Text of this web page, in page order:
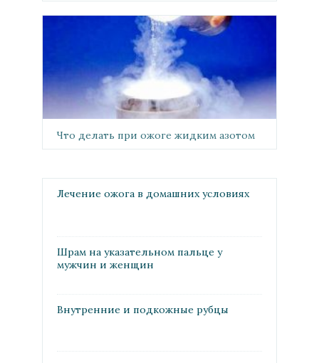
Что делать при ожоге жидким азотом
Лечение ожога в домашних условиях
Шрам на указательном пальце у
мужчин и женщин
Внутренние и подкожные рубцы